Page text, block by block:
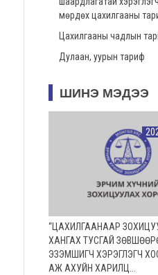
мөрдөх цахилгааны
Цахилгааны чадлын
Дулаан, уурын тариф
ШИНЭ МЭДЭЭ
“ЦАХИЛГААНААР
ХАНГАХ ТУСГАЙ
ЭЗЭМШИГЧ ХЭРЭГЛЭГЧ
АЖ АХУЙН ХАРИЛЦ...